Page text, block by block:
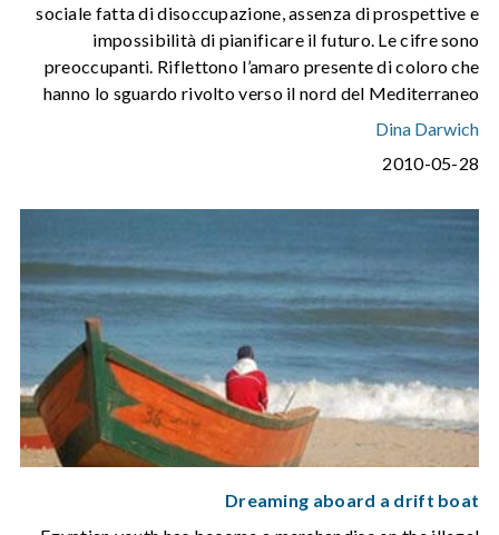
sociale fatta di disoccupazione, assenza di prospettive e
impossibilità di pianificare il futuro. Le cifre sono
preoccupanti. Riflettono l’amaro presente di coloro che
hanno lo sguardo rivolto verso il nord del Mediterraneo
Dina Darwich
2010-05-28
Dreaming aboard a drift boat